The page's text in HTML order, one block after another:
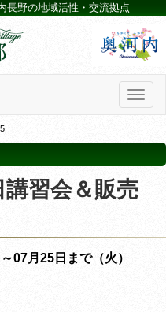
野の地域活性・交流拠点
習会＆販売
07月25日まで（火）